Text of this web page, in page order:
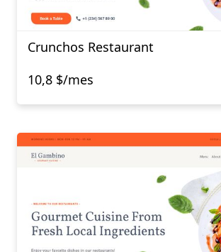
Crunchos Restaurant
10,8 $/mes